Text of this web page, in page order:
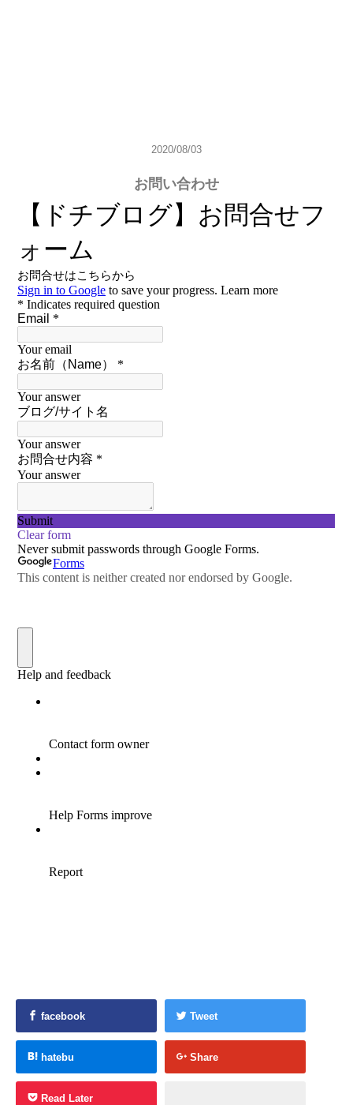
2020/08/03
お問い合わせ
facebook Tweet
hatebu Share
Read Later